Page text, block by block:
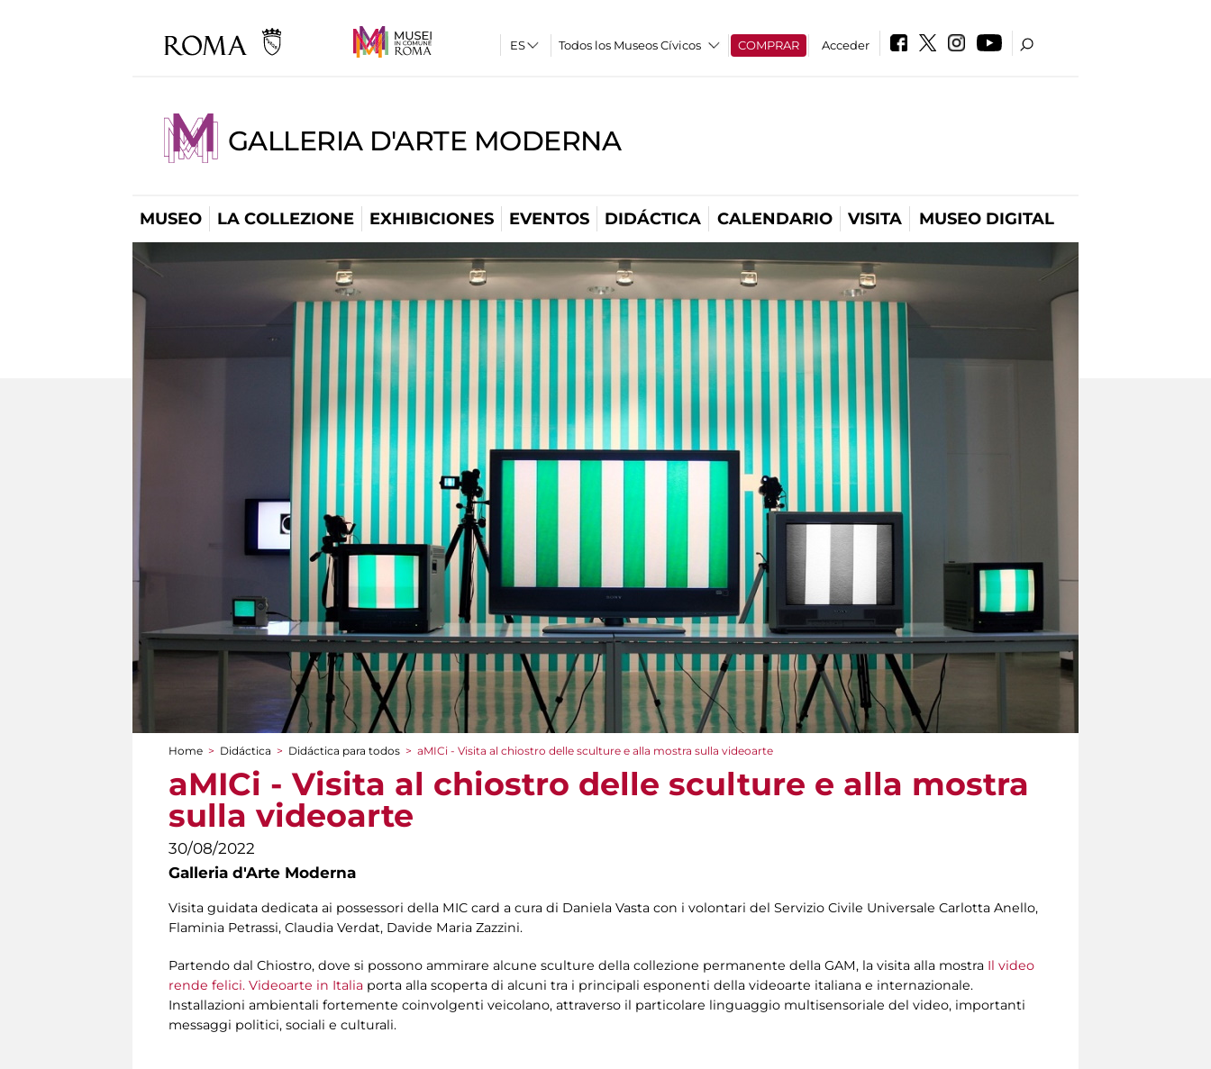
Todos los Museos Cívicos COMPRAR Acceder
GALLERIA D'ARTE MODERNA
MUSEO LA COLLEZIONE EXHIBICIONES EVENTOS DIDÁCTICA CALENDARIO VISITA MUSEO DIGITAL
You are here
Home > Didáctica > Didáctica para todos > aMICi - Visita al chiostro delle sculture e alla mostra sulla videoarte
aMICi - Visita al chiostro delle sculture e alla mostra
sulla videoarte
30/08/2022
Galleria d'Arte Moderna
Visita guidata dedicata ai possessori della MIC card a cura di Daniela Vasta con i volontari del Servizio Civile Universale Carlotta Anello,
Flaminia Petrassi, Claudia Verdat, Davide Maria Zazzini.
Partendo dal Chiostro, dove si possono ammirare alcune sculture della collezione permanente della GAM, la visita alla mostra Il video
rende felici. Videoarte in Italia porta alla scoperta di alcuni tra i principali esponenti della videoarte italiana e internazionale.
Installazioni ambientali fortemente coinvolgenti veicolano, attraverso il particolare linguaggio multisensoriale del video, importanti
messaggi politici, sociali e culturali.